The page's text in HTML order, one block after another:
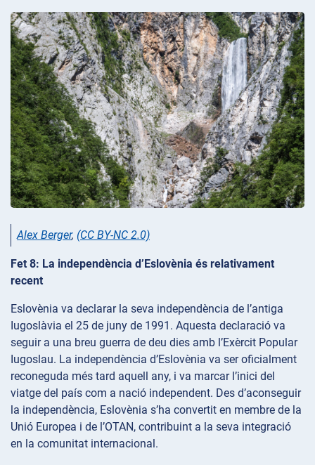
Alex Berger, (CC BY-NC 2.0)
Fet 8: La independència d’Eslovènia és relativament
recent
Eslovènia va declarar la seva independència de l’antiga
Iugoslàvia el 25 de juny de 1991. Aquesta declaració va
seguir a una breu guerra de deu dies amb l’Exèrcit Popular
Iugoslau. La independència d’Eslovènia va ser oficialment
reconeguda més tard aquell any, i va marcar l’inici del
viatge del país com a nació independent. Des d’aconseguir
la independència, Eslovènia s’ha convertit en membre de la
Unió Europea i de l’OTAN, contribuint a la seva integració
en la comunitat internacional.